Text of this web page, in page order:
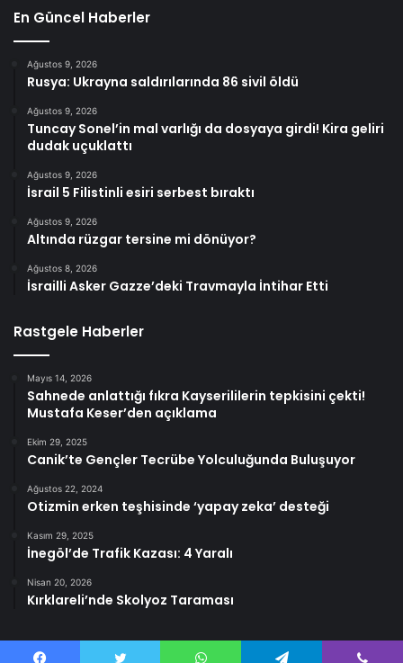
En Güncel Haberler
Ağustos 9, 2026
Rusya: Ukrayna saldırılarında 86 sivil öldü
Ağustos 9, 2026
Tuncay Sonel’in mal varlığı da dosyaya girdi! Kira geliri
dudak uçuklattı
Ağustos 9, 2026
İsrail 5 Filistinli esiri serbest bıraktı
Ağustos 9, 2026
Altında rüzgar tersine mi dönüyor?
Ağustos 8, 2026
İsrailli Asker Gazze’deki Travmayla İntihar Etti
Rastgele Haberler
Mayıs 14, 2026
Sahnede anlattığı fıkra Kayserililerin tepkisini çekti!
Mustafa Keser’den açıklama
Ekim 29, 2025
Canik’te Gençler Tecrübe Yolculuğunda Buluşuyor
Ağustos 22, 2024
Otizmin erken teşhisinde ‘yapay zeka’ desteği
Kasım 29, 2025
İnegöl’de Trafik Kazası: 4 Yaralı
Nisan 20, 2026
Kırklareli’nde Skolyoz Taraması